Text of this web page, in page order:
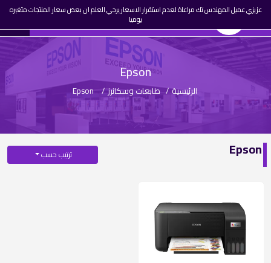
عزيزي عميل المهندس تك مراعاة لعدم استقرار الاسعار يرجي العلم ان بعض سعار المنتجات متغيره
يوميا
☰ المهندس تك
AR
تسجيل
دخول
0
Epson
الرئيسية / طابعات وسكانرز /
Epson
Epson ترتيب حسب